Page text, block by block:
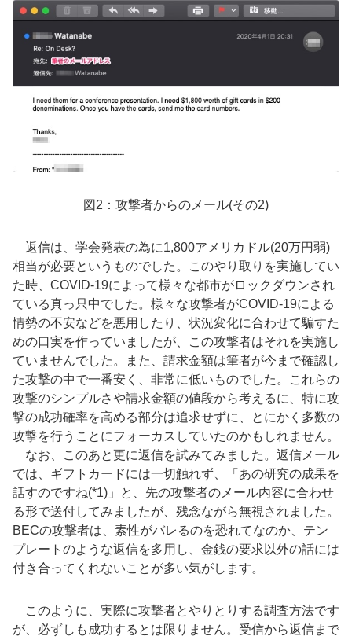
図2：攻撃者からのメール(その2)
返信は、学会発表の為に1,800アメリカドル(20万円弱)
相当が必要というものでした。このやり取りを実施してい
た時、COVID-19によって様々な都市がロックダウンされ
ている真っ只中でした。様々な攻撃者がCOVID-19による
情勢の不安などを悪用したり、状況変化に合わせて騙すた
めの口実を作っていましたが、この攻撃者はそれを実施し
ていませんでした。また、請求金額は筆者が今まで確認し
た攻撃の中で一番安く、非常に低いものでした。これらの
攻撃のシンプルさや請求金額の値段から考えるに、特に攻
撃の成功確率を高める部分は追求せずに、とにかく多数の
攻撃を行うことにフォーカスしていたのかもしれません。
なお、このあと更に返信を試みてみました。返信メール
では、ギフトカードには一切触れず、「あの研究の成果を
話すのですね(*1)」と、先の攻撃者のメール内容に合わせ
る形で送付してみましたが、残念ながら無視されました。
BECの攻撃者は、素性がバレるのを恐れてなのか、テン
プレートのような返信を多用し、金銭の要求以外の話には
付き合ってくれないことが多い気がします。
このように、実際に攻撃者とやりとりする調査方法です
が、必ずしも成功するとは限りません。受信から返信まで